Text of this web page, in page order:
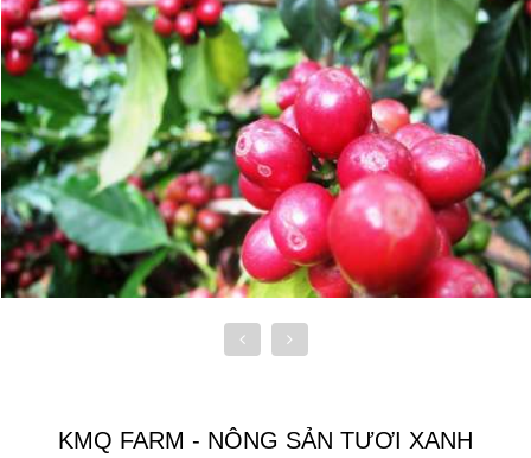
KMQ FARM - NÔNG SẢN TƯƠI XANH